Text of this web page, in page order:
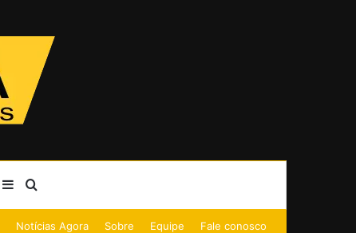
Barra Lateral
Notícias Agora Sobre Equipe Fale conosco